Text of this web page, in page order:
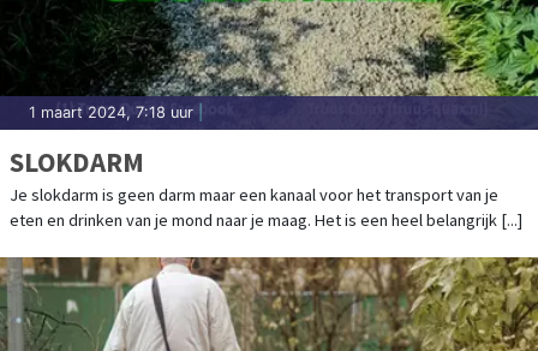
1 maart 2024, 7:18 uur
SLOKDARM
Je slokdarm is geen darm maar een kanaal voor het transport van je
eten en drinken van je mond naar je maag. Het is een heel belangrijk [...]